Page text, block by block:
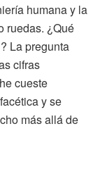
humana y la
ruedas. ¿Qué
La pregunta
cifras
cueste
y se
más allá de